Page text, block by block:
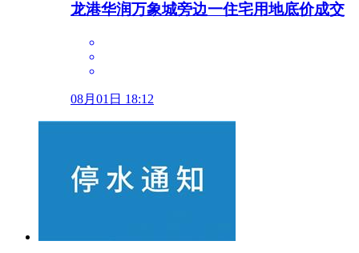
龙港华润万象城旁边一住宅用地底价成交
08月01日 18:12